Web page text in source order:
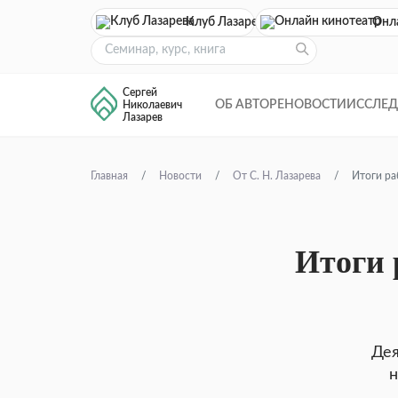
Клуб Лазарева
Сергей
Николаевич
Лазарев
ОБ АВТОРЕ НОВОСТИ
Главная Новости От С. Н. Лазарева Итоги
Итоги